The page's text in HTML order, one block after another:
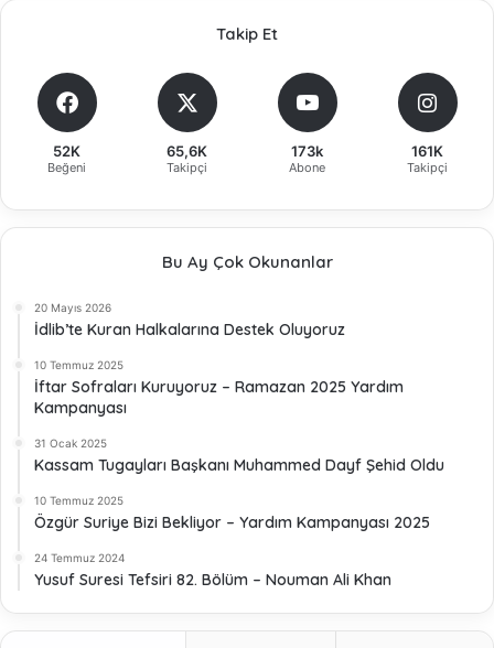
Takip Et
52K
Beğeni
65,6K
Takipçi
173k
Abone
161K
Takipçi
Bu Ay Çok Okunanlar
20 Mayıs 2026
İdlib’te Kuran Halkalarına Destek Oluyoruz
10 Temmuz 2025
İftar Sofraları Kuruyoruz – Ramazan 2025 Yardım
Kampanyası
31 Ocak 2025
Kassam Tugayları Başkanı Muhammed Dayf Şehid Oldu
10 Temmuz 2025
Özgür Suriye Bizi Bekliyor – Yardım Kampanyası 2025
24 Temmuz 2024
Yusuf Suresi Tefsiri 82. Bölüm – Nouman Ali Khan